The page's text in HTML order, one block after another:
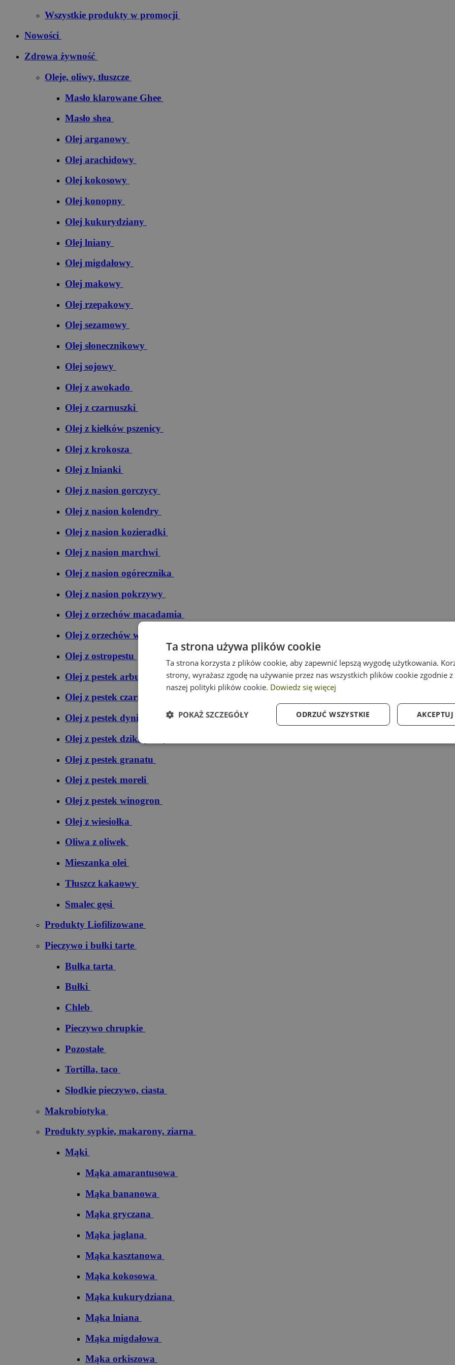
Wszystkie produkty w promocji
Nowości
Zdrowa żywność
Oleje, oliwy, tłuszcze
Masło klarowane Ghee
Masło shea
Olej arganowy
Olej arachidowy
Olej kokosowy
Olej konopny
Olej kukurydziany
Olej lniany
Olej migdałowy
Olej makowy
Olej rzepakowy
Olej sezamowy
Olej słonecznikowy
Olej sojowy
Olej z awokado
Olej z czarnuszki
Olej z kiełków pszenicy
Olej z krokosza
Olej z lnianki
Olej z nasion gorczycy
Olej z nasion kolendry
Olej z nasion kozieradki
Olej z nasion marchwi
Olej z nasion ogórecznika
Olej z nasion pokrzywy
Olej z orzechów macadamia
Olej z orzechów włoskich
Olej z ostropestu
Olej z pestek arbuza
Olej z pestek czarnej porzeczki
Olej z pestek dyni
Olej z pestek dzikiej róży
Olej z pestek granatu
Olej z pestek moreli
Olej z pestek winogron
Olej z wiesiołka
Oliwa z oliwek
Mieszanka olei
Tłuszcz kakaowy
Smalec gęsi
Produkty Liofilizowane
Pieczywo i bułki tarte
Bułka tarta
Bułki
Chleb
Pieczywo chrupkie
Pozostałe
Tortilla, taco
Słodkie pieczywo, ciasta
Makrobiotyka
Produkty sypkie, makarony, ziarna
Mąki
Mąka amarantusowa
Mąka bananowa
Mąka gryczana
Mąka jaglana
Mąka kasztanowa
Mąka kokosowa
Mąka kukurydziana
Mąka lniana
Mąka migdałowa
Mąka orkiszowa
Ta strona używa plików cookie
Ta strona korzysta z plików cookie, aby zapewnić lepszą wygodę użytkowania.
strony, wyrażasz zgodę na używanie przez nas wszystkich plików cookie zgodnie
naszej polityki plików cookie. Dowiedz się więcej
ODRZUĆ WSZYSTKIE
POKAŻ SZCZEGÓŁY